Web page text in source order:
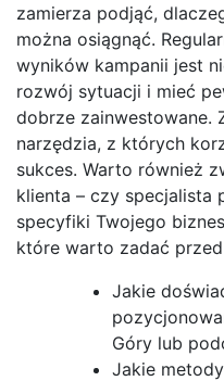
zamierza podjąć,
można osiągnąć.
wyników kampanii jest
rozwój sytuacji i mieć
dobrze zainwestowane.
narzędzia, z których
sukces. Warto również
klienta – czy specjalista
specyfiki Twojego
które warto zadać
Jakie
Góry lub
Jakie